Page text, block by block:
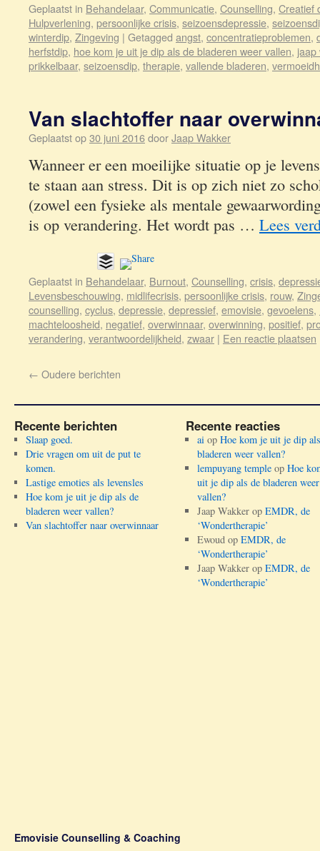
Geplaatst in Behandelaar, Communicatie, Counselling, Creatief
Hulpverlening, persoonlijke crisis, seizoensdepressie,
winterdip, Zingeving | Getagged angst, concentratieproblemen,
herfstdip, hoe kom je uit je dip als de bladeren weer vallen, jaap
prikkelbaar, seizoensdip, therapie, vallende bladeren,
Van slachtoffer naar
Geplaatst op30 juni 2016doorJaap Wakker
Wanneer er een moeilijke situatie op je
te staan aan stress. Dit is op zich niet zo
(zowel een fysieke als mentale
is op verandering. Het wordt pas … Lees
Geplaatst in Behandelaar, Burnout, Counselling, crisis,
Levensbeschouwing, midlifecrisis, persoonlijke crisis, rouw,
counselling, cyclus, depressie, depressief, emovisie, gevoelens,
machteloosheid, negatief, overwinnaar, overwinning, positief,
verandering, verantwoordelijkheid, zwaar | Een reactie plaatsen
← Oudere berichten
Recente berichten
Slaap goed.
Drie vragen om uit de put te
komen.
Lastige emoties als levensles
Hoe kom je uit je dip als de
bladeren weer vallen?
Van slachtoffer naar overwinnaar
Recente reacties
aiop Hoe kom je uit je dip
bladeren weer vallen?
lempuyang templeop Hoe
uit je dip als de bladeren weer
vallen?
Jaap Wakkerop EMDR, de
‘Wondertherapie’
Ewoudop EMDR, de
‘Wondertherapie’
Jaap Wakkerop EMDR, de
‘Wondertherapie’
Emovisie Counselling & Coaching